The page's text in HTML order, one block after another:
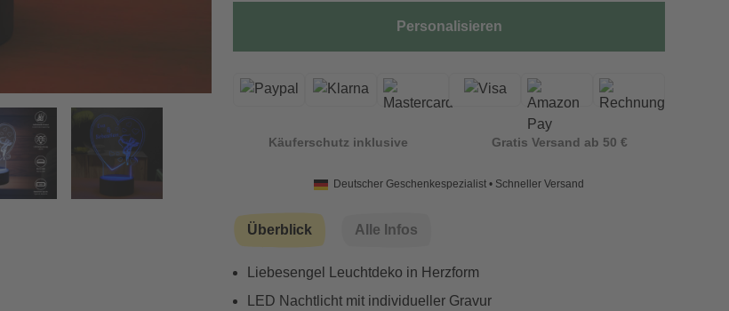
Vorwärts
Personalisieren
Käuferschutz inklusive Gratis Versand ab 50 €
Deutscher Geschenkespezialist • Schneller Versand
Überblick Alle Infos
Liebesengel Leuchtdeko in Herzform
LED Nachtlicht mit individueller Gravur